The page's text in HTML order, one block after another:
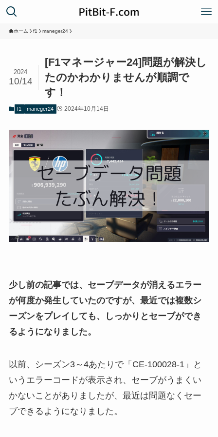
ホーム f1 maneger24
[F1マネージャー24]問題が解決し
たのかわかりませんが順調で
す！
2024
10/14
f1 maneger24 2024年10月14日
少し前の記事では、セーブデータが消えるエラー
が何度か発生していたのですが、最近では複数シ
ーズンをプレイしても、しっかりとセーブができ
るようになりました。
以前、シーズン3～4あたりで「CE-100028-1」と
いうエラーコードが表示され、セーブがうまくい
かないことがありましたが、最近は問題なくセー
ブできるようになりました。